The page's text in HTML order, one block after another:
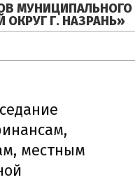
МУНИЦИПАЛЬНОГО
Г. НАЗРАНЬ»
местным